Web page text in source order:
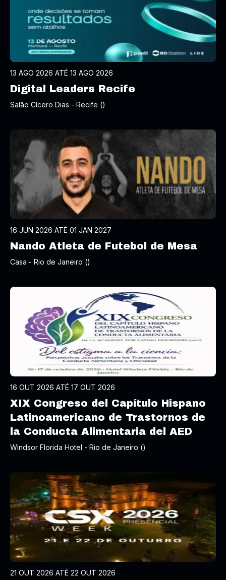
13 AGO 2026 ATÉ 13 AGO 2026
Digital Leaders Recife
Salão Cícero Dias - Recife ()
16 JUN 2026 ATÉ 01 JAN 2027
Nando Atleta de Futebol de Mesa
Casa - Rio de Janeiro ()
16 OUT 2026 ATÉ 17 OUT 2026
XIX Congreso del Capítulo Hispano
Latinoamericano de Trastornos de
la Conducta Alimentaria del AED
Windsor Florida Hotel - Rio de Janeiro ()
21 OUT 2026 ATÉ 22 OUT 2026